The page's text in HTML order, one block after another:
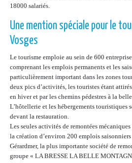
18000 salariés.
Une mention spéciale pour le
Vosges
Le tourisme emploie au sein de 600
comprenant les emplois permanents et les
particulièrement important dans les zones
deux pics d’activités, les touristes étant
en hiver et par les chemins pédestres à la
L’hôtellerie et les hébergements touristiques
devant la restauration.
Les seules activités de remontées
la création d’environ 200 emplois
Gérardmer, la plus importante société de
groupe « LA BRESSE LA BELLE